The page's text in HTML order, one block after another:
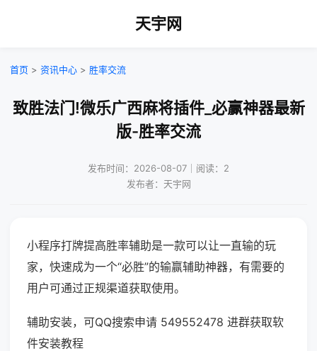
天宇网
首页 > 资讯中心 > 胜率交流
致胜法门!微乐广西麻将插件_必赢神器最新
版-胜率交流
发布时间：2026-08-07｜阅读：2
发布者：天宇网
小程序打牌提高胜率辅助是一款可以让一直输的玩
家，快速成为一个“必胜”的输赢辅助神器，有需要的
用户可通过正规渠道获取使用。
辅助安装，可QQ搜索申请 549552478 进群获取软
件安装教程